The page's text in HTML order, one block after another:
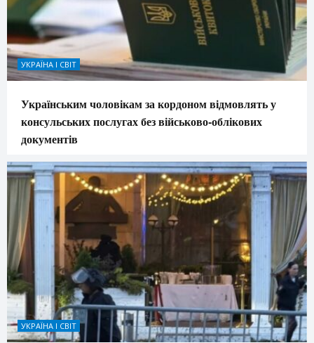
УКРАЇНА І СВІТ
Українським чоловікам за кордоном відмовлять у
консульських послугах без військово-облікових
документів
УКРАЇНА І СВІТ